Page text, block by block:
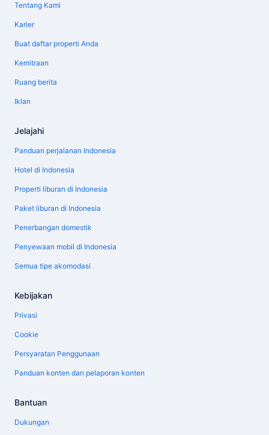
Tentang Kami
Karier
Buat daftar properti Anda
Kemitraan
Ruang berita
Iklan
Jelajahi
Panduan perjalanan Indonesia
Hotel di Indonesia
Properti liburan di Indonesia
Paket liburan di Indonesia
Penerbangan domestik
Penyewaan mobil di Indonesia
Semua tipe akomodasi
Kebijakan
Privasi
Cookie
Persyaratan Penggunaan
Panduan konten dan pelaporan konten
Bantuan
Dukungan